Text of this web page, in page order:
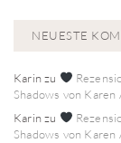
NEUESTE
Karinzu
Shadows von Karen
Karinzu
Shadows von Karen